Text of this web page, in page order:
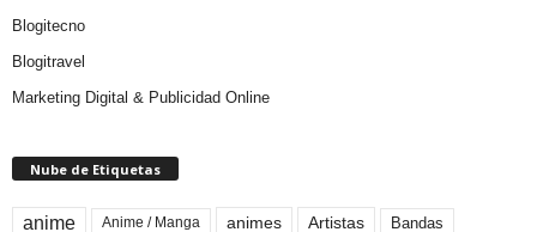
Blogitecno
Blogitravel
Marketing Digital & Publicidad Online
Nube de Etiquetas
anime Anime / Manga animes Artistas Bandas